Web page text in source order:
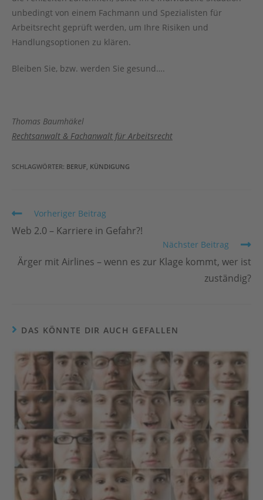
unbedingt von einem Fachmann und Spezialisten für
Arbeitsrecht geprüft werden, um Ihre Risiken und
Handlungsoptionen zu klären.
Bleiben Sie, bzw. werden Sie gesund….
Thomas Baumhäkel
Rechtsanwalt & Fachanwalt für Arbeitsrecht
SCHLAGWÖRTER: BERUF, KÜNDIGUNG
Weitere
Artikel
ansehen
Vorheriger Beitrag
Web 2.0 – Karriere in Gefahr?!
Nächster Beitrag
Ärger mit Airlines – wenn es zur Klage kommt, wer ist
zuständig?
DAS KÖNNTE DIR AUCH GEFALLEN